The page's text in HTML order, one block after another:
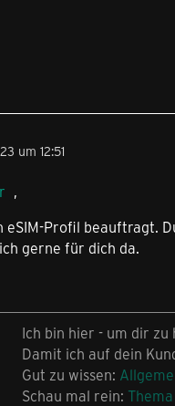
um 12:51
,
eSIM-Profil beauftragt.
gerne für dich da.
Ich bin hier - um dir zu
Damit ich auf dein
Gut zu wissen:
Schau mal rein: